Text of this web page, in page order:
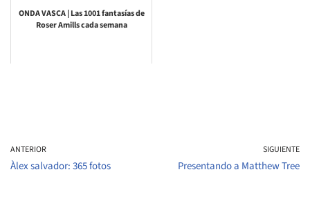
ONDA VASCA | Las 1001 fantasías de
Roser Amills cada semana
ANTERIOR
Àlex salvador: 365 fotos
SIGUIENTE
Presentando a Matthew Tree